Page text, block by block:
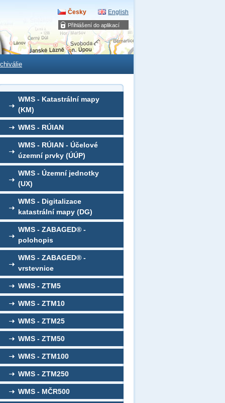
Přihlášení do aplikací
Česky English
WMS - Katastrální mapy
(KM)
WMS - RÚIAN
WMS - RÚIAN - Účelové
územní prvky (ÚÚP)
WMS - Územní jednotky
(UX)
WMS - Digitalizace
katastrální mapy (DG)
WMS - ZABAGED® -
polohopis
WMS - ZABAGED® -
vrstevnice
WMS - ZTM5
WMS - ZTM10
WMS - ZTM25
WMS - ZTM50
WMS - ZTM100
WMS - ZTM250
WMS - MČR500